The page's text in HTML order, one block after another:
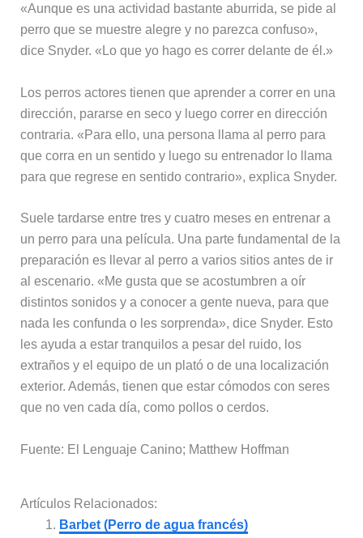
«Aunque es una actividad bastante aburrida, se pide al
perro que se muestre alegre y no parezca confuso»,
dice Snyder. «Lo que yo hago es correr delante de él.»
Los perros actores tienen que aprender a correr en una
dirección, pararse en seco y luego correr en dirección
contraria. «Para ello, una persona llama al perro para
que corra en un sentido y luego su entrenador lo llama
para que regrese en sentido contrario», explica Snyder.
Suele tardarse entre tres y cuatro meses en entrenar a
un perro para una película. Una parte fundamental de la
preparación es llevar al perro a varios sitios antes de ir
al escenario. «Me gusta que se acostumbren a oír
distintos sonidos y a conocer a gente nueva, para que
nada les confunda o les sorprenda», dice Snyder. Esto
les ayuda a estar tranquilos a pesar del ruido, los
extraños y el equipo de un plató o de una localización
exterior. Además, tienen que estar cómodos con seres
que no ven cada día, como pollos o cerdos.
Fuente: El Lenguaje Canino; Matthew Hoffman
Artículos Relacionados:
Barbet (Perro de agua francés)